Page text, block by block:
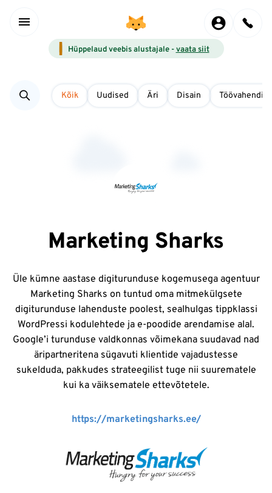
Hüppelaud veebis alustajale -vaata siit
Kõik Uudised Äri Disain Töövahendid
Marketing Sharks
Üle kümne aastase digiturunduse kogemusega agentuur
Marketing Sharks on tuntud oma mitmekülgsete
digiturunduse lahenduste poolest, sealhulgas tippklassi
WordPressi kodulehtede ja e-poodide arendamise alal.
Google’i turunduse valdkonnas võimekana suudavad nad
äripartneritena sügavuti klientide vajadustesse
sukelduda, pakkudes strateegilist tuge nii suurematele
kui ka väiksematele ettevõtetele.
https://marketingsharks.ee/